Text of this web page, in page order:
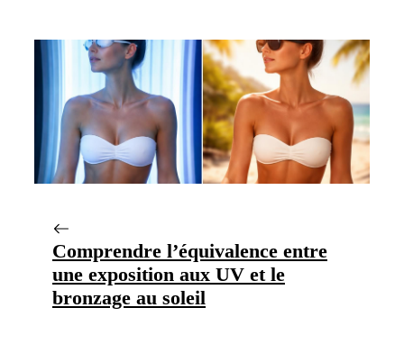
Comprendre l’équivalence entre
une exposition aux UV et le
bronzage au soleil